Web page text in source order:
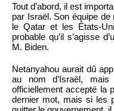
Tout d’abord, il est
par Israël. Son équipe de
le Qatar et les États-
probable qu’il s’agisse
M. Biden.
Netanyahou aurait dû
au nom d’Israël,
officiellement accepté la
dernier mot, mais si les